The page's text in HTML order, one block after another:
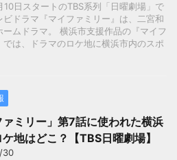
日スタートのTBS系列「日曜劇場」で
ビドラマ『マイファミリー』は、二宮和
ームドラマ。 横浜市支援作品の『マイフ
では、ドラマのロケ地に横浜市内のスポ
ァミリー」第7話に使われた横浜
地はどこ？【TBS日曜劇場】
30